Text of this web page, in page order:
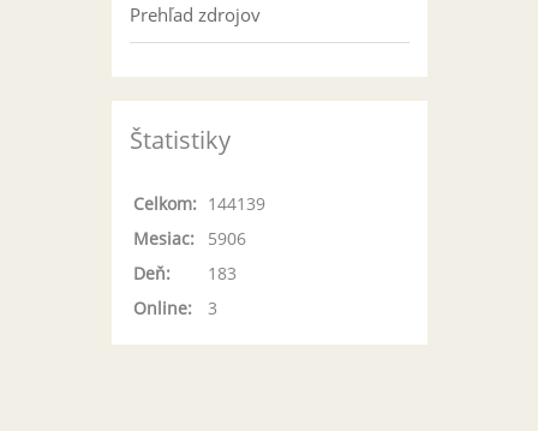
Prehľad zdrojov
Štatistiky
Online: 3
Celkom: 144139
Mesiac:
5906
Deň:
183